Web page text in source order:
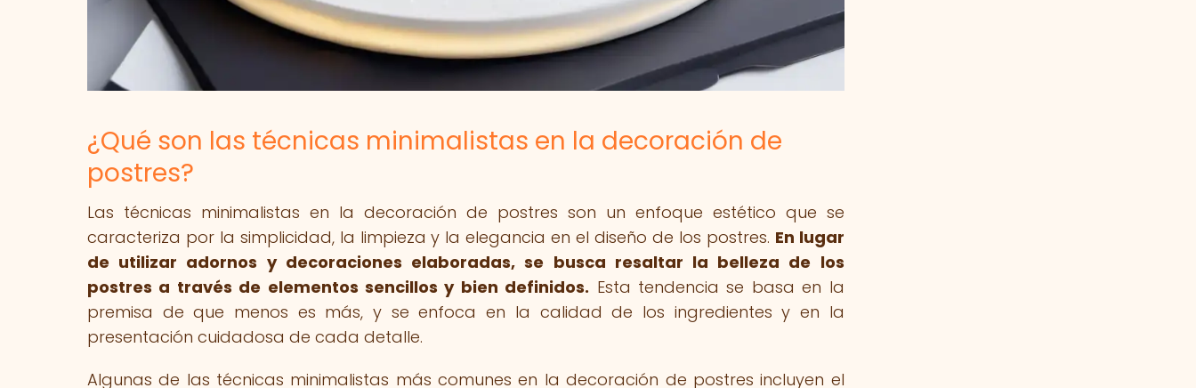
¿Qué son las técnicas minimalistas en la decoración de
postres?
Las técnicas minimalistas en la decoración de postres son un enfoque estético que se
caracteriza por la simplicidad, la limpieza y la elegancia en el diseño de los postres. En lugar
de utilizar adornos y decoraciones elaboradas, se busca resaltar la belleza de los
postres a través de elementos sencillos y bien definidos. Esta tendencia se basa en la
premisa de que menos es más, y se enfoca en la calidad de los ingredientes y en la
presentación cuidadosa de cada detalle.
Algunas de las técnicas minimalistas más comunes en la decoración de postres incluyen el